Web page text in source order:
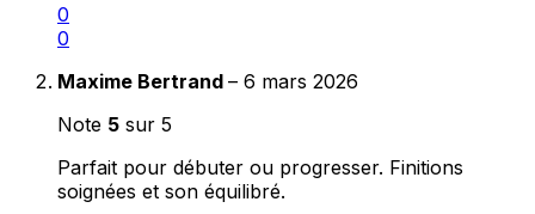
0
0
Maxime Bertrand – 6 mars 2026
Note 5 sur 5
Parfait pour débuter ou progresser. Finitions
soignées et son équilibré.